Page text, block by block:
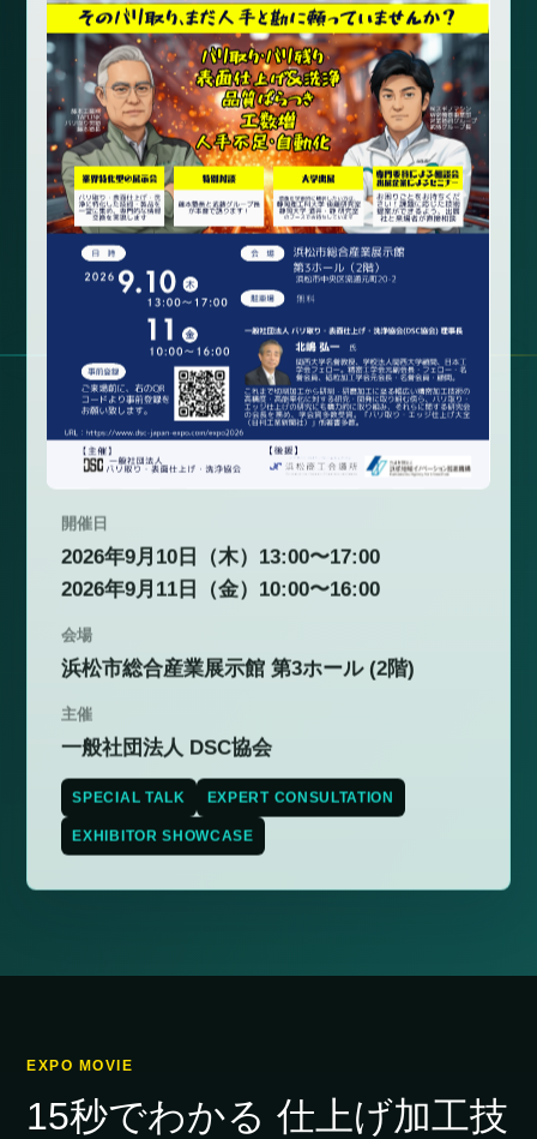
開催日
2026年9月10日（木）13:00〜17:00
2026年9月11日（金）10:00〜16:00
会場
浜松市総合産業展示館 第3ホール (2階)
主催
一般社団法人 DSC協会
SPECIAL TALK EXPERT CONSULTATION
EXHIBITOR SHOWCASE
EXPO MOVIE
15秒でわかる 仕上げ加工技